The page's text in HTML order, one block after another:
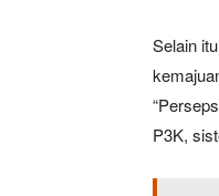
Selain
P3K,